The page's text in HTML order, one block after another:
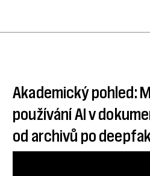
Akademický pohled:
používání AI v
od archivů po